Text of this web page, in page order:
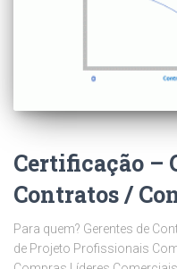
Certificação –
Contratos /
Para quem? Gerentes de
de Projeto Profissionais